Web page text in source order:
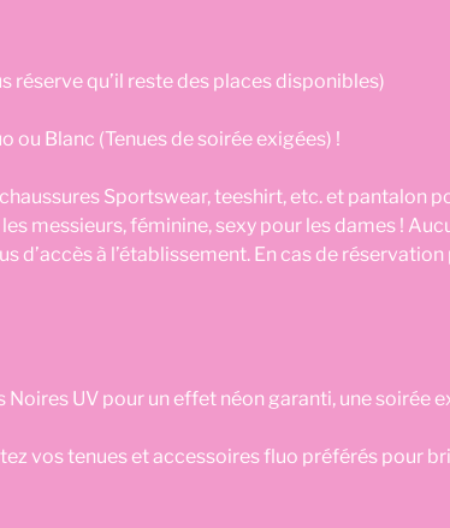
réserve qu’il reste des places disponibles)
ou Blanc (Tenues de soirée exigées) !
Sportswear, teeshirt, etc. et pantalon
messieurs, féminine, sexy pour les dames !
d’accès à l’établissement. En cas de
Noires UV pour un effet néon garanti, une soirée
vos tenues et accessoires fluo préférés pour